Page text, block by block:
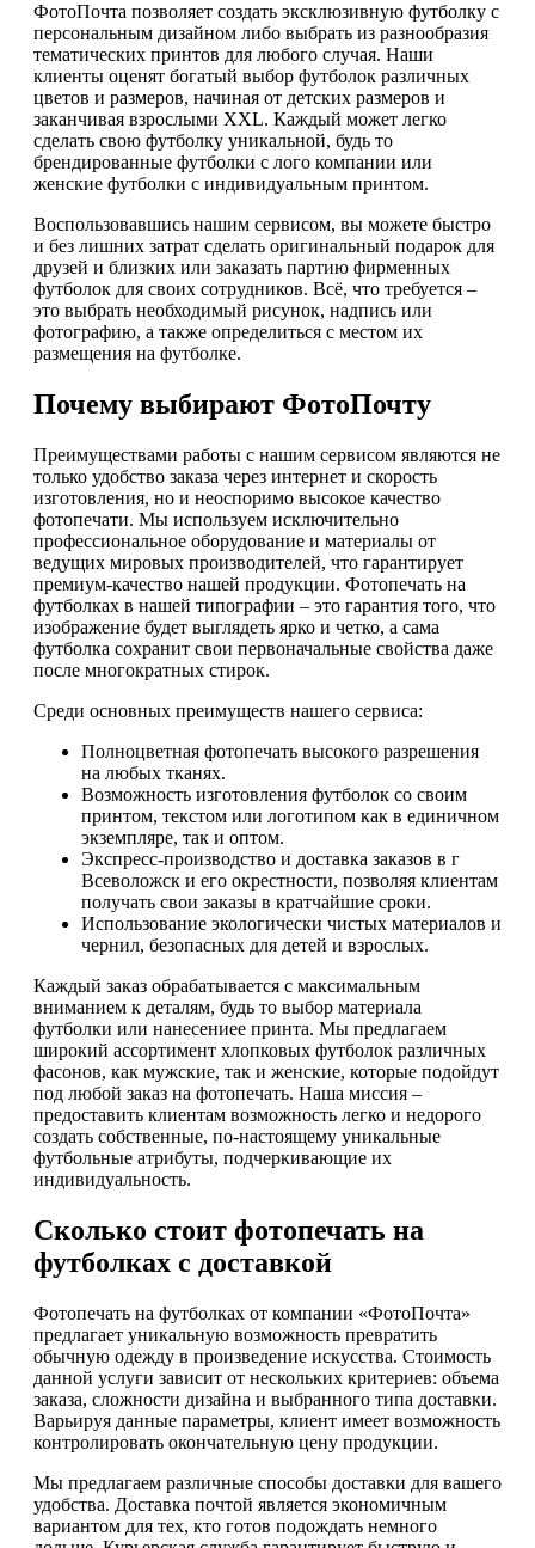
ФотоПочта позволяет создать эксклюзивную футболку с
персональным дизайном либо выбрать из разнообразия
тематических принтов для любого случая. Наши
клиенты оценят богатый выбор футболок различных
цветов и размеров, начиная от детских размеров и
заканчивая взрослыми XXL. Каждый может легко
сделать свою футболку уникальной, будь то
брендированные футболки с лого компании или
женские футболки с индивидуальным принтом.
Воспользовавшись нашим сервисом, вы можете быстро
и без лишних затрат сделать оригинальный подарок для
друзей и близких или заказать партию фирменных
футболок для своих сотрудников. Всё, что требуется –
это выбрать необходимый рисунок, надпись или
фотографию, а также определиться с местом их
размещения на футболке.
Почему выбирают ФотоПочту
Преимуществами работы с нашим сервисом являются не
только удобство заказа через интернет и скорость
изготовления, но и неоспоримо высокое качество
фотопечати. Мы используем исключительно
профессиональное оборудование и материалы от
ведущих мировых производителей, что гарантирует
премиум-качество нашей продукции. Фотопечать на
футболках в нашей типографии – это гарантия того, что
изображение будет выглядеть ярко и четко, а сама
футболка сохранит свои первоначальные свойства даже
после многократных стирок.
Среди основных преимуществ нашего сервиса:
Полноцветная фотопечать высокого разрешения
на любых тканях.
Возможность изготовления футболок со своим
принтом, текстом или логотипом как в единичном
экземпляре, так и оптом.
Экспресс-производство и доставка заказов в г
Всеволожск и его окрестности, позволяя клиентам
получать свои заказы в кратчайшие сроки.
Использование экологически чистых материалов и
чернил, безопасных для детей и взрослых.
Каждый заказ обрабатывается с максимальным
вниманием к деталям, будь то выбор материала
футболки или нанесениее принта. Мы предлагаем
широкий ассортимент хлопковых футболок различных
фасонов, как мужские, так и женские, которые подойдут
под любой заказ на фотопечать. Наша миссия –
предоставить клиентам возможность легко и недорого
создать собственные, по-настоящему уникальные
футбольные атрибуты, подчеркивающие их
индивидуальность.
Сколько стоит фотопечать на
футболках с доставкой
Фотопечать на футболках от компании «ФотоПочта»
предлагает уникальную возможность превратить
обычную одежду в произведение искусства. Стоимость
данной услуги зависит от нескольких критериев: объема
заказа, сложности дизайна и выбранного типа доставки.
Варьируя данные параметры, клиент имеет возможность
контролировать окончательную цену продукции.
Мы предлагаем различные способы доставки для вашего
удобства. Доставка почтой является экономичным
вариантом для тех, кто готов подождать немного